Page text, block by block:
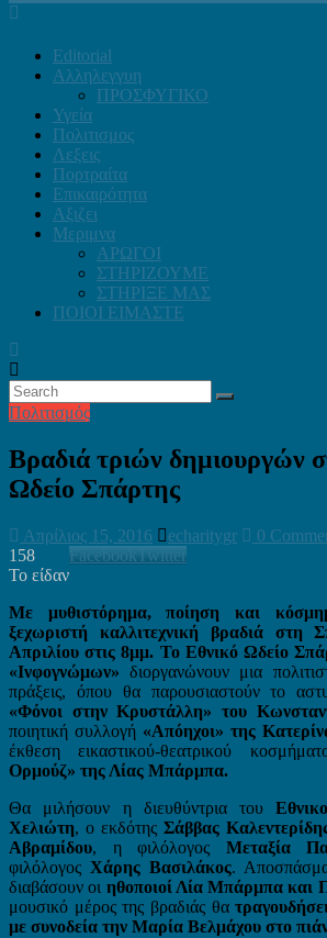
Editorial
Αλληλεγγυη
ΠΡΟΣΦΥΓΙΚΟ
Υγεία
Πολιτισμος
Λεξεις
Πορτραίτα
Επικαιρότητα
Αξιζει
Μεριμνα
ΑΡΩΓΟΙ
ΣΤΗΡΙΖΟΥΜΕ
ΣΤΗΡΙΞΕ ΜΑΣ
ΠΟΙΟΙ ΕΙΜΑΣΤΕ
Πολιτισμός
Βραδιά τριών δημιουργών
Ωδείο Σπάρτης
Απρίλιος 15, 2016 echaritygr
0
158
Το είδαν
FacebookTwitter
Με μυθιστόρημα, ποίηση και
ξεχωριστή καλλιτεχνική βραδιά στη
Απριλίου στις 8μμ. Το Εθνικό Ωδείο
«Ινφογνώμων» διοργανώνουν μια
πράξεις, όπου θα παρουσιαστούν το
«Φόνοι στην Κρυστάλλη» του
ποιητική συλλογή «Απόηχοι» της
έκθεση εικαστικού-θεατρικού
Ορμούζ» της Λίας Μπάρμπα.
Θα μιλήσουν η διευθύντρια του
Χελιώτη, ο εκδότης Σάββας
Αβραμίδου, η φιλόλογος Μεταξία
φιλόλογος Χάρης Βασιλάκος.
διαβάσουν οι ηθοποιοί Λία Μπάρμπα και
μουσικό μέρος της βραδιάς θα
με συνοδεία την Μαρία Βελμάχου στο